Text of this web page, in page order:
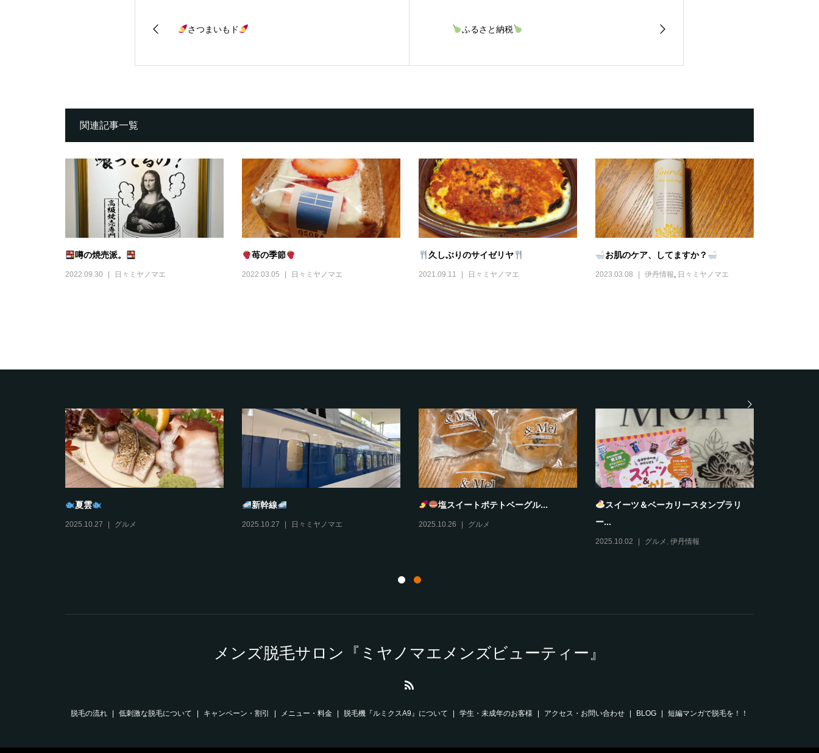
さつまいもド ふるさと納税
関連記事一覧
噂の焼売派。
2022.09.30 日々ミヤノマエ
苺の季節
2022.03.05 日々ミヤノマエ
久しぶりのサイゼリヤ
2021.09.11 日々ミヤノマエ
お肌のケア、してますか？
2023.03.08 伊丹情報, 日々ミヤノマエ
おすそわけ
2025.12.11 日々ミヤノマエ
びすとろどあ
2025.12.10 グルメ ,伊丹情報
風丹
2025.10.29 グルメ
大阪ふぐ太郎
2025.10.28
メンズ脱毛サロン『ミヤノマエメンズビューティー』
脱毛の流れ 低刺激な脱毛について キャンペーン・割引 メニュー・料金 脱毛機『ルミクスA9』について 学生・未成年のお客様 アクセス・お問い合わせ BLOG 短編マンガで脱毛を！！